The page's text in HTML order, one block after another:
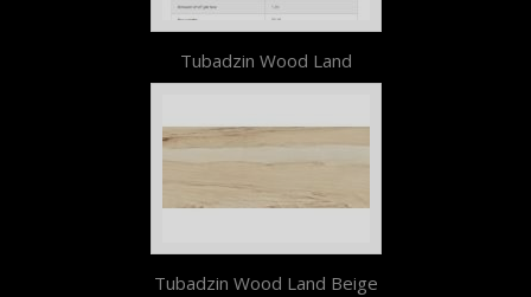
Tubadzin Wood Land
Tubadzin Wood Land Beige